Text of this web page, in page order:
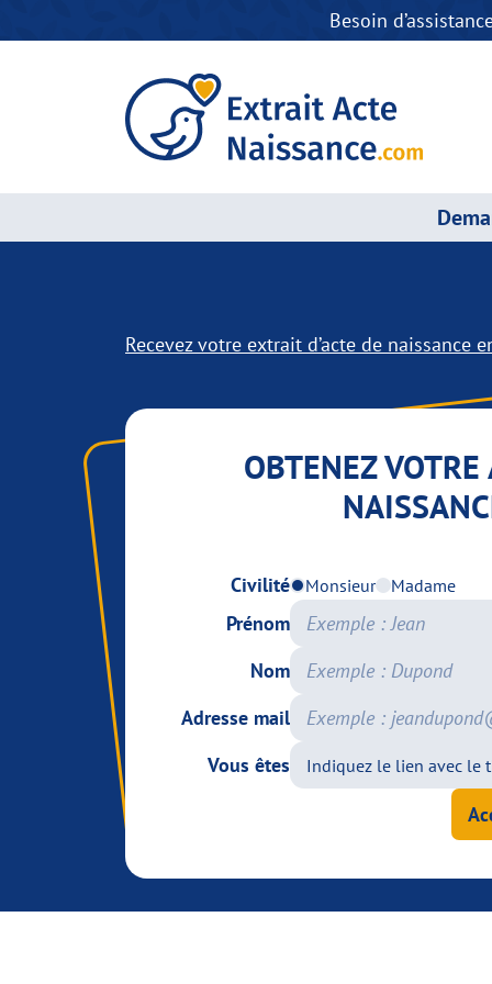
Besoin
Recevez votre extrait d’acte de naissance
OBTENEZ VOTRE
Civilité Monsieur Madame
Prénom
Nom
Adresse mail
Vous êtes